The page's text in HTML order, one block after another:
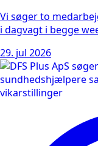
Vi søger to
i dagvagt i begge
29. jul 2026